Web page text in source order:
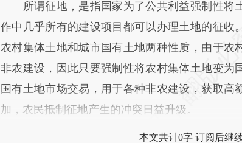
所谓征地，是指国家为了公共利益强制性将
作中几乎所有的建设项目都可以办理土地的征收
农村集体土地和城市国有土地两种性质，由于农
非农建设，因此只要强制性将农村集体土地变为
国有土地市场交易，用于各种非农建设，获取高
加，农民抵制征地产生的冲突日益升级。
本文共计0字 订阅后继